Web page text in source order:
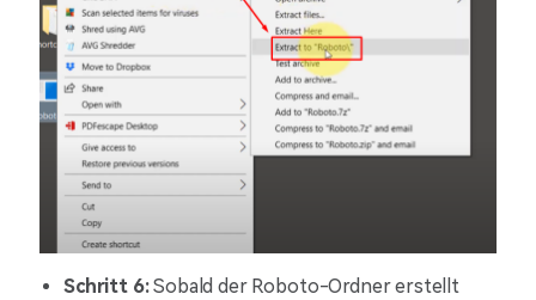
Schritt 6:Sobald der Roboto-Ordner erstellt